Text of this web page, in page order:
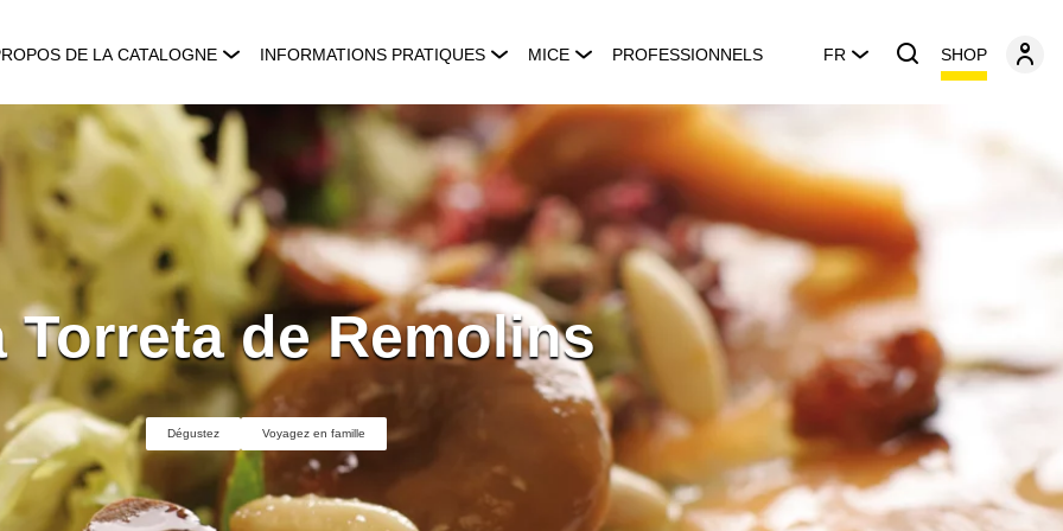
DE LA CATALOGNE INFORMATIONS PRATIQUES MICE PROFESSIONNELS FR SHOP
Torreta de Remolins
Dégustez Voyagez en famille